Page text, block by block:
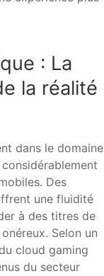
: La
la réalité
dans le domaine
Des
une fluidité
à des titres de
Selon un
cloud gaming
du secteur